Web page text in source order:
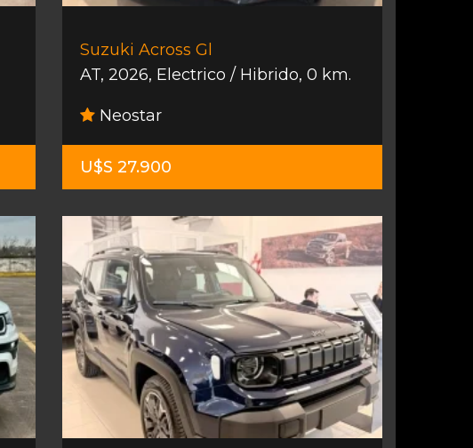
Suzuki Across Gl
AT, 2026, Electrico / Hibrido, 0 km.
Neostar
U$S 27.900